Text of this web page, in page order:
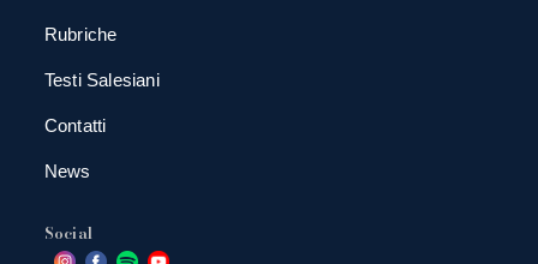
Rubriche
Testi Salesiani
Contatti
News
Social